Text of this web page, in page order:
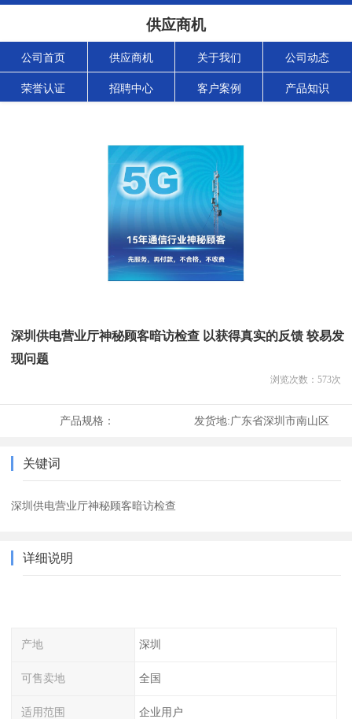
供应商机
公司首页 供应商机 关于我们 公司动态
荣誉认证 招聘中心 客户案例 产品知识
深圳供电营业厅神秘顾客暗访检查 以获得真实的反馈 较易发
现问题
浏览次数： 573次
产品规格： 发货地:广东省深圳市南山区
关键词
深圳供电营业厅神秘顾客暗访检查
详细说明
产地 深圳
可售卖地 全国
适用范围 企业用户